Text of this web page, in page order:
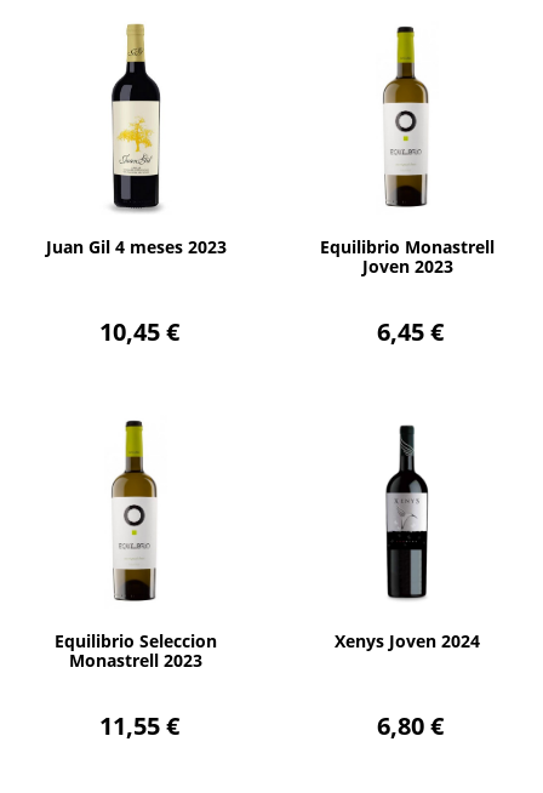
Juan Gil 4 meses 2023
10,45 €
AÑADIR
Equilibrio Monastrell
Joven 2023
6,45 €
AÑADIR
Equilibrio Seleccion
Monastrell 2023
11,55 €
AÑADIR
Xenys Joven 2024
6,80 €
AÑADIR